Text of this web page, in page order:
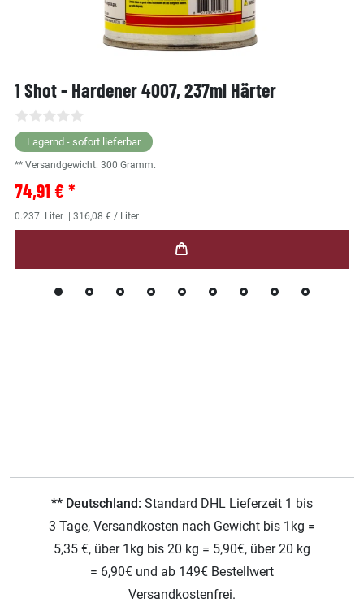
1 Shot - Hardener 4007, 237ml Härter
Lagernd - sofort lieferbar
** Versandgewicht: 300 Gramm.
74,91 € *
0.237 Liter | 316,08 € / Liter
** Deutschland: Standard DHL Lieferzeit 1 bis
3 Tage, Versandkosten nach Gewicht bis 1kg =
5,35 €, über 1kg bis 20 kg = 5,90€, über 20 kg
= 6,90€ und ab 149€ Bestellwert
Versandkostenfrei.